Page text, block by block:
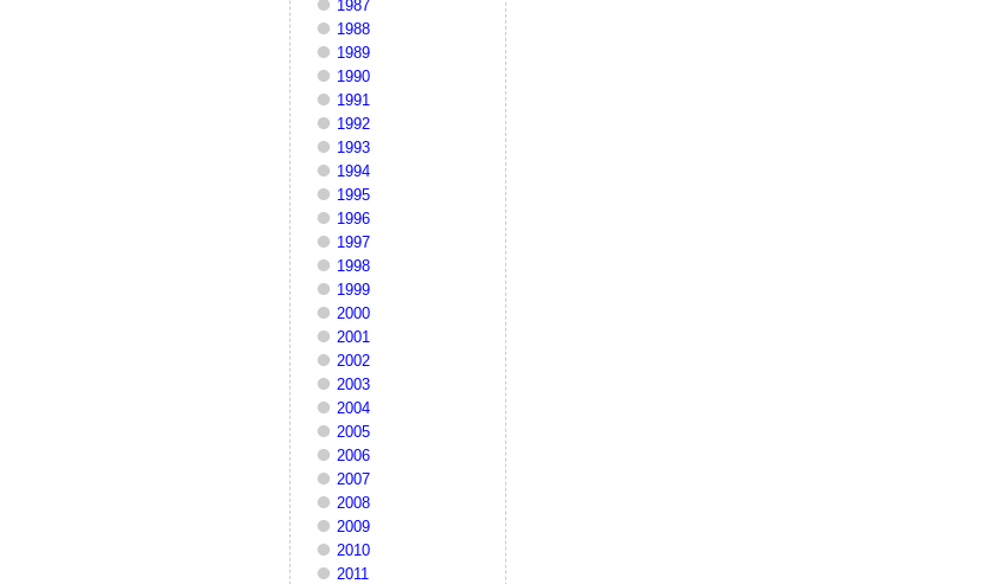
1987
1988
1989
1990
1991
1992
1993
1994
1995
1996
1997
1998
1999
2000
2001
2002
2003
2004
2005
2006
2007
2008
2009
2010
2011